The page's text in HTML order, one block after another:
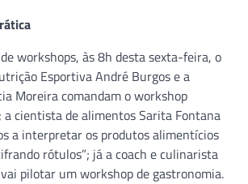
workshops, às 8h desta sexta-feira, o
Esportiva André Burgos e a
Moreira comandam o workshop
a cientista de alimentos Sarita Fontana
a interpretar os produtos alimentícios
rótulos”; já a coach e culinarista
vai pilotar um workshop de gastronomia.